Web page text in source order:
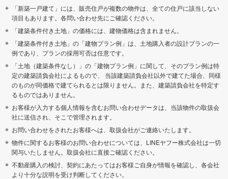
「新築一戸建て」には、販売住戸が複数の物件は、全ての住戸に該当しない
項目もあります。各問い合わせ先にご確認ください。
「建築条件付き土地」の価格には、建物価格は含まれません。
「建築条件付き土地」の「建物プラン例」は、土地購入者の設計プランの一
例であり、プランの採用可否は任意です。
「土地（建築条件なし）」の「建物プラン例」に関して、そのプラン例は特
定の建築請負会社によるもので、 当該建築請負会社以外で建てた場合、同様
のものが同価格で建てられるとは限りません。また、建築請負会社を特定す
るものではありません。
お客様が入力する個人情報を含むお問い合わせデータは、当該物件の取扱会
社に送信され、そこで管理されます。
お問い合わせをされたお客様へは、取扱会社がご連絡いたします。
物件に関するお客様のお問い合わせについては、LINEヤフー株式会社は一切
関与いたしません。取扱会社に直接ご確認ください。
不動産購入の検討、契約にあたってはお客様ご自身が情報を確認し、各会社
より十分な説明を受け判断してください。